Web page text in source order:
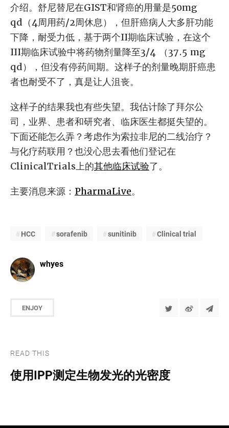
介绍。舒尼替尼在GIST和肾癌的用量是50mg
qd（4周用药/2周休息），但肝癌病人大多肝功能
下降，耐受力低，基于两个II期临床试验，在这个
III期临床试验中将药物剂量降至3/4 （37.5 mg
qd），但没有停药间期。这样子的剂量晚期肝癌患
者也耐受不了，真是让人沮丧。
这样子的结果我也有些失望。我估计除了拜尔公
司，业界、患者和研究者、临床医生都挺失望的。
下面还能怎么弄？考虑作为索拉非尼的二线治疗？
与化疗药联用？也没心思去看他们登记在
ClinicalTrials上的其他临床试验了。
主要消息来源： PharmaLive。
HCC sorafenib sunitinib Clinical trial
whyes
ENJOY
READ THIS
使用IPP测定生物发光的光密度